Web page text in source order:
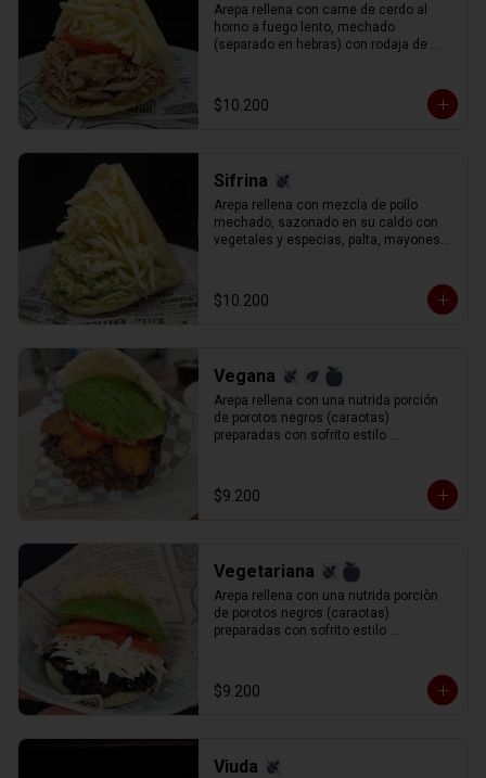
Arepa rellena con carne de cerdo al
horno a fuego lento, mechado
(separado en hebras) con rodaja de
$10.200
Sifrina
Arepa rellena con mezcla de pollo
mechado, sazonado en su caldo con
vegetales y especias, palta, mayonesa
gauda rallado.
$10.200
Vegana
Arepa rellena con una nutrida porción
de porotos negros (caraotas)
preparadas con sofrito estilo
$9.200
Vegetariana
Arepa rellena con una nutrida porciòn
de porotos negros (caraotas)
preparadas con sofrito estilo
$9.200
Viuda